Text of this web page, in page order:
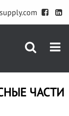
ЧАСТИ